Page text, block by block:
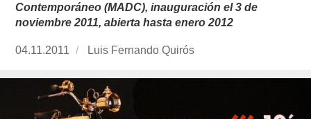
Contemporáneo (MADC), inauguración el 3 de
noviembre 2011, abierta hasta enero 2012
Publicado
04.11.2011
https://www.experimenta.es/author/luis-
quiros/
Luis Fernando Quirós